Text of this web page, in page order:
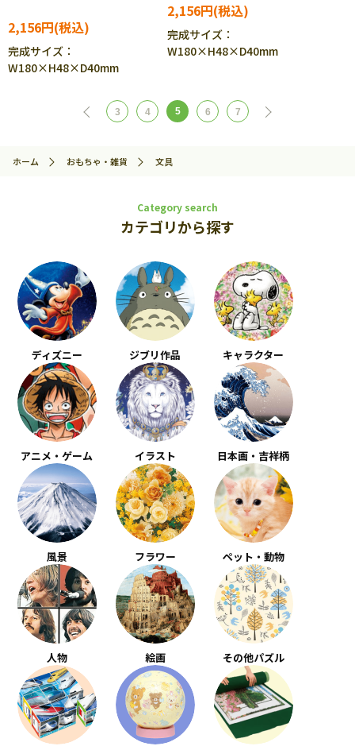
2,156円
完成サイズ：
W180×H48×D40mm
2,156円
完成サイズ：
W180×H48×D40mm
3 4 5 6 7
ホーム おもちゃ・雑貨 文具
Category search
カテゴリから探す
ディズニー ジブリ作品 キャラクター
アニメ・ゲーム イラスト 日本画・吉祥柄
風景 フラワー ペット・動物
人物 絵画 その他パズル